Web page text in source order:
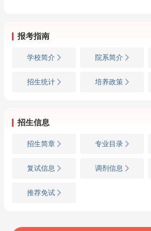
报考指南
学校简介 院系简介
招生统计 培养政策
招生信息
招生简章 专业目录
复试信息 调剂信息
推荐免试